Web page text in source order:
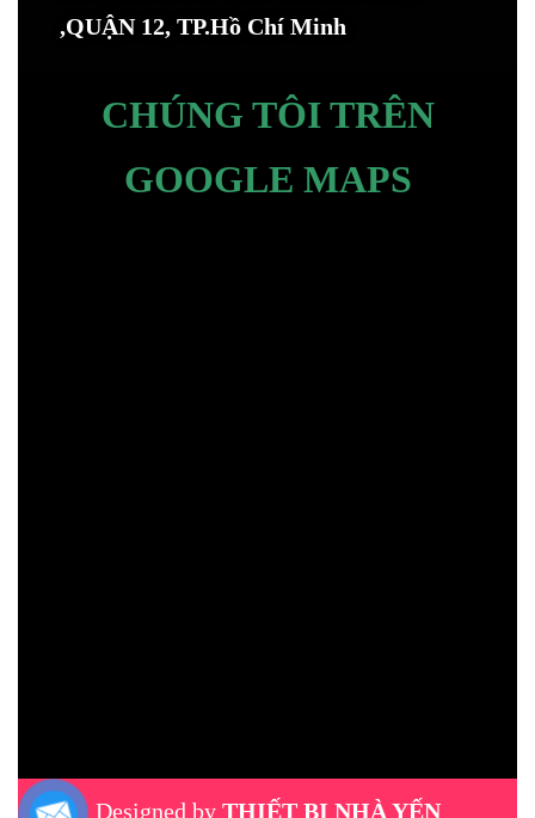
,QUẬN 12, TP.Hồ Chí Minh
CHÚNG TÔI TRÊN
GOOGLE MAPS
Designed by THIẾT BỊ NHÀ YẾN